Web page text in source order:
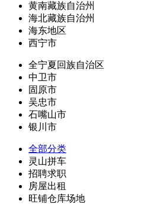
黄南藏族自治州
海北藏族自治州
海东地区
西宁市
全宁夏回族自治区
中卫市
固原市
吴忠市
石嘴山市
银川市
全部分类
灵山拼车
招聘求职
房屋出租
旺铺仓库场地